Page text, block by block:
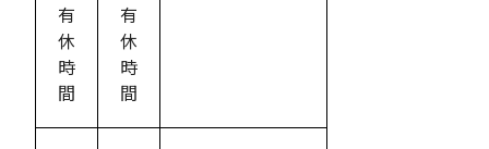
有
休
時
間
有
休
時
間